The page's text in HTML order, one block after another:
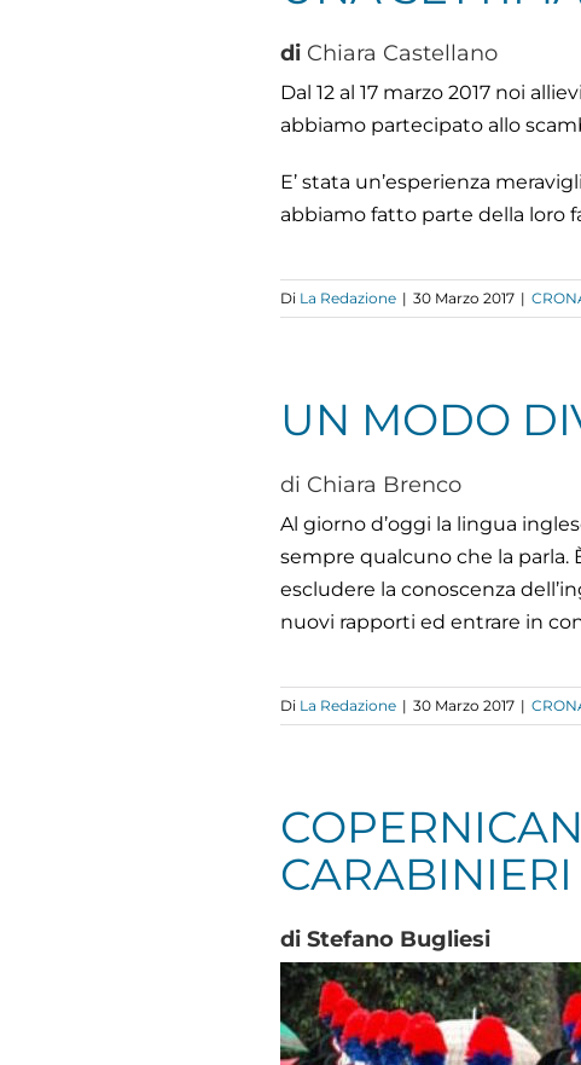
di Chiara Castellano
Dal 12 al 17 marzo 2017 noi
abbiamo partecipato allo
E’ stata un’esperienza
abbiamo fatto parte della loro
Di La Redazione | 30 Marzo 2017 |
UN MODO
di Chiara Brenco
Al giorno d’oggi la lingua
sempre qualcuno che la parla.
escludere la conoscenza
nuovi rapporti ed entrare in
Di La Redazione | 30 Marzo 2017 |
di Stefano Bugliesi